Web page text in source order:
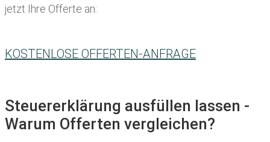
jetzt Ihre Offerte an:
KOSTENLOSE OFFERTEN-ANFRAGE
Steuererklärung ausfüllen lassen -
Warum Offerten vergleichen?